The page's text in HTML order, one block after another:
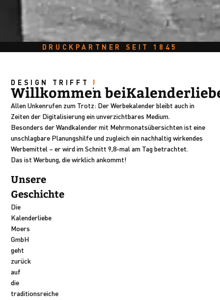
DRUCKPARTNER SEIT 1845
DESIGN TRIFFT PRÄZISION!
Willkommen bei
Allen Unkenrufen zum Trotz: Der Werbekalender bleibt auch in
Zeiten der Digitalisierung ein unverzichtbares Medium.
Besonders der Wandkalender mit Mehrmonatsübersichten ist eine
unschlagbare Planungshilfe und zugleich ein nachhaltig wirkendes
Werbemittel – er wird im Schnitt 9,8-mal am Tag betrachtet.
Das ist Werbung, die wirklich ankommt!
Unsere
Geschichte
Die
Kalenderliebe
Moers
GmbH
geht
zurück
auf
die
traditionsreiche